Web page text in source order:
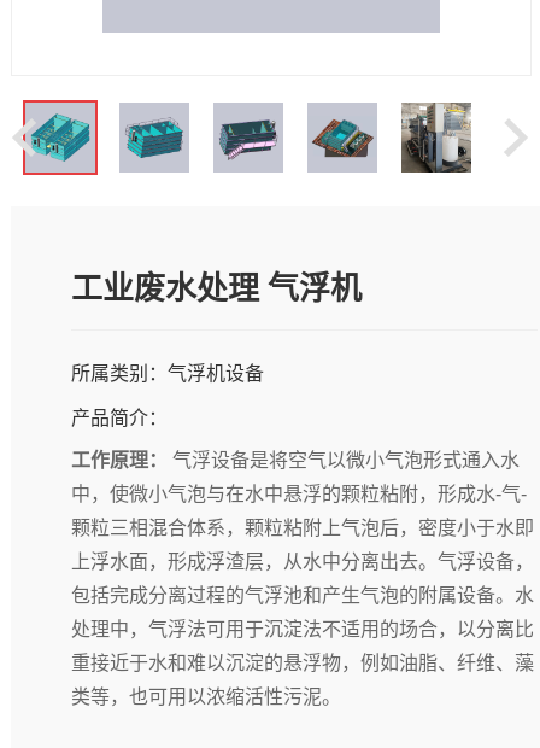
工业废水处理 气浮机
所属类别：气浮机设备
产品简介：
工作原理：
气浮设备是将空气以微小气泡形式通入水
中，使微小气泡与在水中悬浮的颗粒粘附，形成水-气-
颗粒三相混合体系，颗粒粘附上气泡后，密度小于水即
上浮水面，形成浮渣层，从水中分离出去。气浮设备，
包括完成分离过程的气浮池和产生气泡的附属设备。水
处理中，气浮法可用于沉淀法不适用的场合，以分离比
重接近于水和难以沉淀的悬浮物，例如油脂、纤维、藻
类等，也可用以浓缩活性污泥。